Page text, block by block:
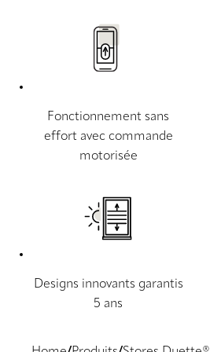
Fonctionnement sans
effort avec commande
motorisée
Designs innovants garantis
5 ans